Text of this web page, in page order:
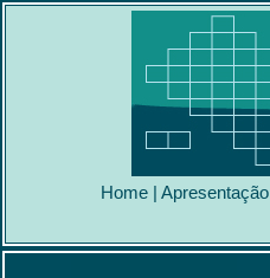
Home | Apresentação